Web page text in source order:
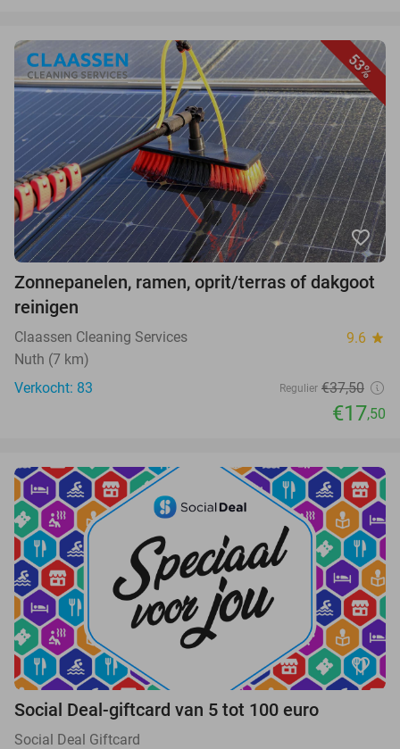
53%
favorite_border
Zonnepanelen, ramen, oprit/terras of dakgoot
reinigen
Claassen Cleaning Services 9.6 star
Nuth (7 km)
Verkocht: 83
Regulier €37,50
€17,50
favorite_border
Social Deal-giftcard van 5 tot 100 euro
Social Deal Giftcard